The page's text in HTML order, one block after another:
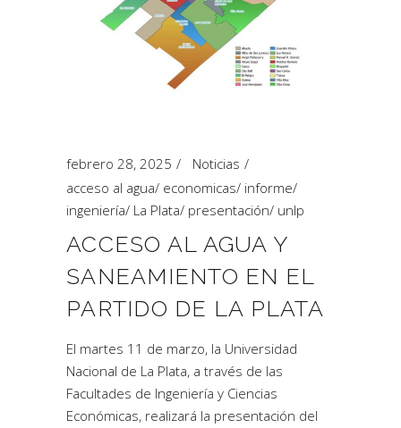
febrero 28, 2025
Noticias
acceso al agua/ economicas/ informe/
ingeniería/ La Plata/ presentación/ unlp
ACCESO AL AGUA Y
SANEAMIENTO EN EL
PARTIDO DE LA PLATA
El martes 11 de marzo, la Universidad
Nacional de La Plata, a través de las
Facultades de Ingeniería y Ciencias
Económicas, realizará la presentación del